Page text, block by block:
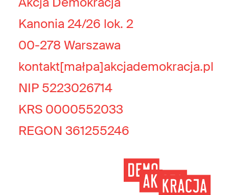
Kanonia 24/26 lok. 2
00-278 Warszawa
kontakt[małpa]akcjademokracja.pl
NIP 5223026714
KRS 0000552033
REGON 361255246